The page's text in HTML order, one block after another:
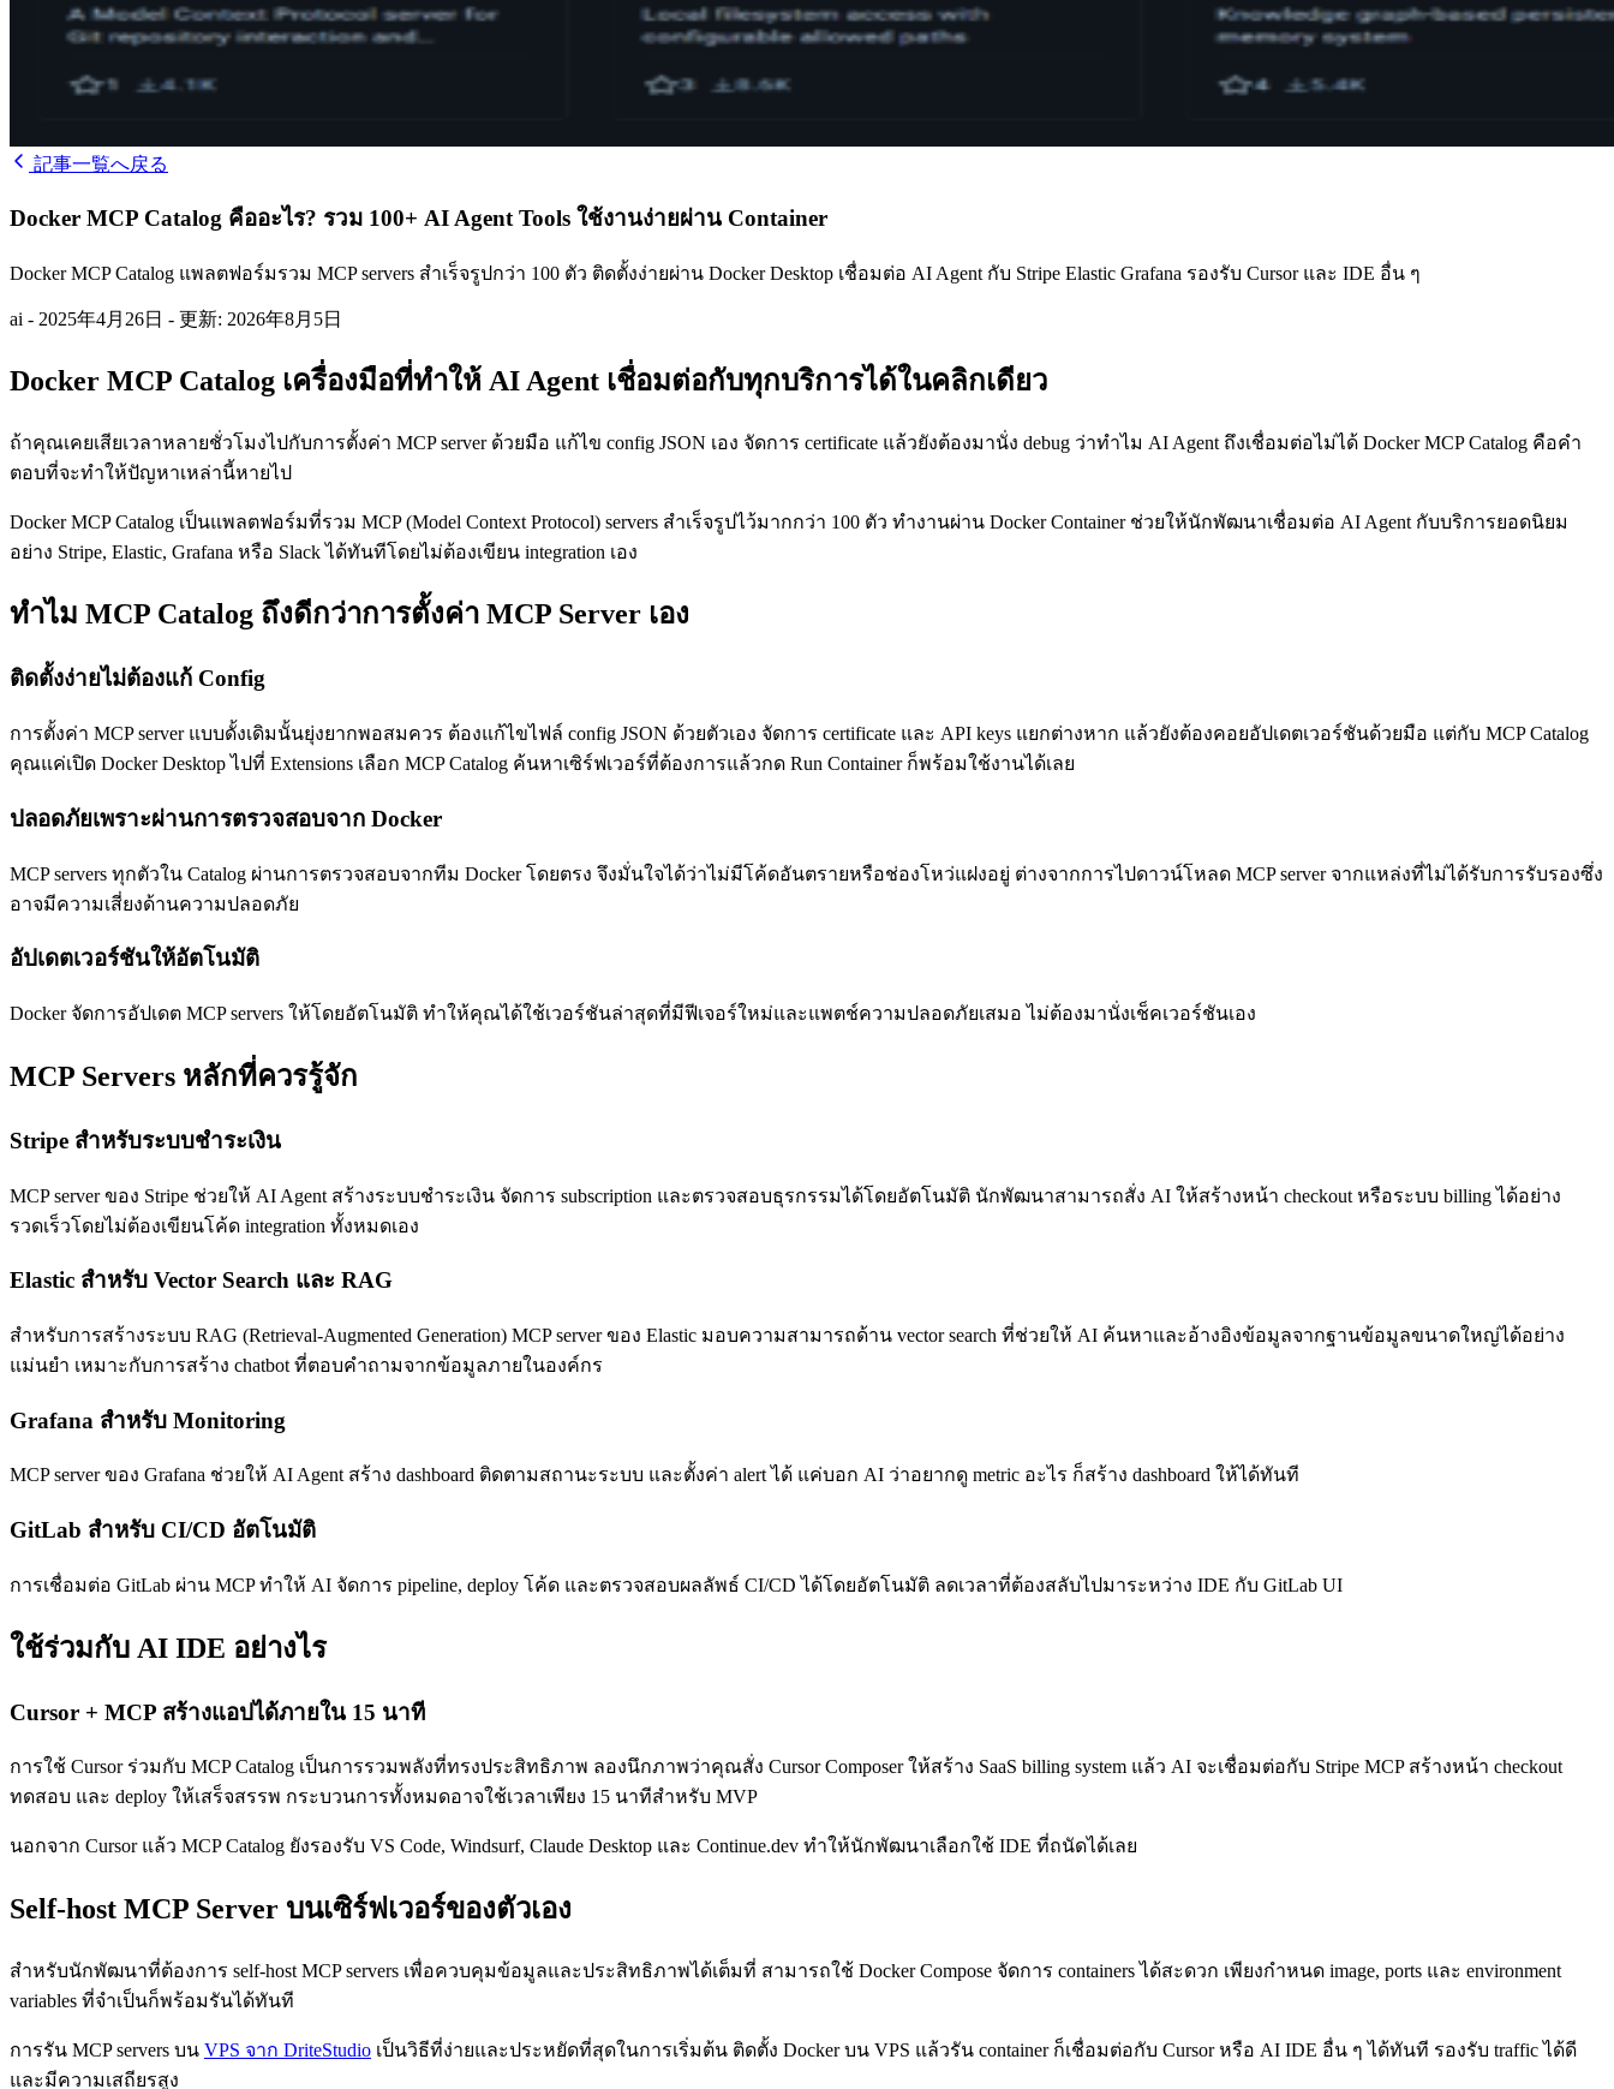
記事一覧へ戻る
Docker MCP Catalog คืออะไร? รวม 100+ AI Agent Tools ใช้งานง่ายผ่าน Container
Docker MCP Catalog แพลตฟอร์มรวม MCP servers สำเร็จรูปกว่า 100 ตัว ติดตั้งง่ายผ่าน Docker Desktop เชื่อมต่อ AI Agent กับ Stripe Elastic Grafana รองรับ Cursor และ IDE อื่น ๆ
ai - 2025年4月26日 - 更新: 2026年8月5日
Docker MCP Catalog เครื่องมือที่ทำให้ AI Agent เชื่อมต่อกับทุกบริการได้ในคลิกเดียว
ถ้าคุณเคยเสียเวลาหลายชั่วโมงไปกับการตั้งค่า MCP server ด้วยมือ แก้ไข config JSON เอง จัดการ certificate แล้วยังต้องมานั่ง debug ว่าทำไม AI Agent ถึงเชื่อมต่อไม่ได้ Docker MCP Catalog คือคำ
ตอบที่จะทำให้ปัญหาเหล่านี้หายไป
Docker MCP Catalog เป็นแพลตฟอร์มที่รวม MCP (Model Context Protocol) servers สำเร็จรูปไว้มากกว่า 100 ตัว ทำงานผ่าน Docker Container ช่วยให้นักพัฒนาเชื่อมต่อ AI Agent กับบริการยอดนิยม
อย่าง Stripe, Elastic, Grafana หรือ Slack ได้ทันทีโดยไม่ต้องเขียน integration เอง
ทำไม MCP Catalog ถึงดีกว่าการตั้งค่า MCP Server เอง
ติดตั้งง่ายไม่ต้องแก้ Config
การตั้งค่า MCP server แบบดั้งเดิมนั้นยุ่งยากพอสมควร ต้องแก้ไขไฟล์ config JSON ด้วยตัวเอง จัดการ certificate และ API keys แยกต่างหาก แล้วยังต้องคอยอัปเดตเวอร์ชันด้วยมือ แต่กับ MCP Catalog
คุณแค่เปิด Docker Desktop ไปที่ Extensions เลือก MCP Catalog ค้นหาเซิร์ฟเวอร์ที่ต้องการแล้วกด Run Container ก็พร้อมใช้งานได้เลย
ปลอดภัยเพราะผ่านการตรวจสอบจาก Docker
MCP servers ทุกตัวใน Catalog ผ่านการตรวจสอบจากทีม Docker โดยตรง จึงมั่นใจได้ว่าไม่มีโค้ดอันตรายหรือช่องโหว่แฝงอยู่ ต่างจากการไปดาวน์โหลด MCP server จากแหล่งที่ไม่ได้รับการรับรองซึ่ง
อาจมีความเสี่ยงด้านความปลอดภัย
อัปเดตเวอร์ชันให้อัตโนมัติ
Docker จัดการอัปเดต MCP servers ให้โดยอัตโนมัติ ทำให้คุณได้ใช้เวอร์ชันล่าสุดที่มีฟีเจอร์ใหม่และแพตช์ความปลอดภัยเสมอ ไม่ต้องมานั่งเช็คเวอร์ชันเอง
MCP Servers หลักที่ควรรู้จัก
Stripe สำหรับระบบชำระเงิน
MCP server ของ Stripe ช่วยให้ AI Agent สร้างระบบชำระเงิน จัดการ subscription และตรวจสอบธุรกรรมได้โดยอัตโนมัติ นักพัฒนาสามารถสั่ง AI ให้สร้างหน้า checkout หรือระบบ billing ได้อย่าง
รวดเร็วโดยไม่ต้องเขียนโค้ด integration ทั้งหมดเอง
Elastic สำหรับ Vector Search และ RAG
สำหรับการสร้างระบบ RAG (Retrieval-Augmented Generation) MCP server ของ Elastic มอบความสามารถด้าน vector search ที่ช่วยให้ AI ค้นหาและอ้างอิงข้อมูลจากฐานข้อมูลขนาดใหญ่ได้อย่าง
แม่นยำ เหมาะกับการสร้าง chatbot ที่ตอบคำถามจากข้อมูลภายในองค์กร
Grafana สำหรับ Monitoring
MCP server ของ Grafana ช่วยให้ AI Agent สร้าง dashboard ติดตามสถานะระบบ และตั้งค่า alert ได้ แค่บอก AI ว่าอยากดู metric อะไร ก็สร้าง dashboard ให้ได้ทันที
GitLab สำหรับ CI/CD อัตโนมัติ
การเชื่อมต่อ GitLab ผ่าน MCP ทำให้ AI จัดการ pipeline, deploy โค้ด และตรวจสอบผลลัพธ์ CI/CD ได้โดยอัตโนมัติ ลดเวลาที่ต้องสลับไปมาระหว่าง IDE กับ GitLab UI
ใช้ร่วมกับ AI IDE อย่างไร
Cursor + MCP สร้างแอปได้ภายใน 15 นาที
การใช้ Cursor ร่วมกับ MCP Catalog เป็นการรวมพลังที่ทรงประสิทธิภาพ ลองนึกภาพว่าคุณสั่ง Cursor Composer ให้สร้าง SaaS billing system แล้ว AI จะเชื่อมต่อกับ Stripe MCP สร้างหน้า checkout
ทดสอบ และ deploy ให้เสร็จสรรพ กระบวนการทั้งหมดอาจใช้เวลาเพียง 15 นาทีสำหรับ MVP
นอกจาก Cursor แล้ว MCP Catalog ยังรองรับ VS Code, Windsurf, Claude Desktop และ Continue.dev ทำให้นักพัฒนาเลือกใช้ IDE ที่ถนัดได้เลย
Self-host MCP Server บนเซิร์ฟเวอร์ของตัวเอง
สำหรับนักพัฒนาที่ต้องการ self-host MCP servers เพื่อควบคุมข้อมูลและประสิทธิภาพได้เต็มที่ สามารถใช้ Docker Compose จัดการ containers ได้สะดวก เพียงกำหนด image, ports และ environment
variables ที่จำเป็นก็พร้อมรันได้ทันที
การรัน MCP servers บน VPS จาก DriteStudio เป็นวิธีที่ง่ายและประหยัดที่สุดในการเริ่มต้น ติดตั้ง Docker บน VPS แล้วรัน container ก็เชื่อมต่อกับ Cursor หรือ AI IDE อื่น ๆ ได้ทันที รองรับ traffic ได้ดี
และมีความเสถียรสูง